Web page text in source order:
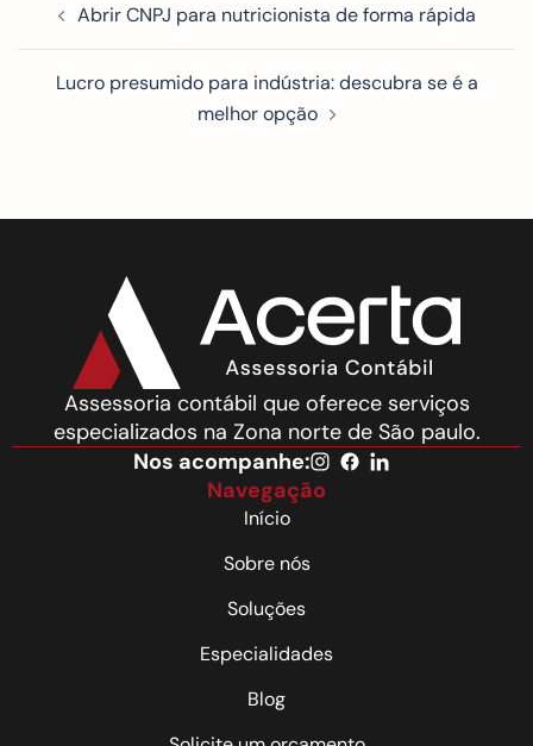
Abrir CNPJ para nutricionista de forma rápida
Lucro presumido para indústria: descubra se é a
melhor opção
Assessoria contábil que oferece serviços
especializados na Zona norte de São paulo.
Nos acompanhe:
Navegação
Início
Sobre nós
Soluções
Especialidades
Blog